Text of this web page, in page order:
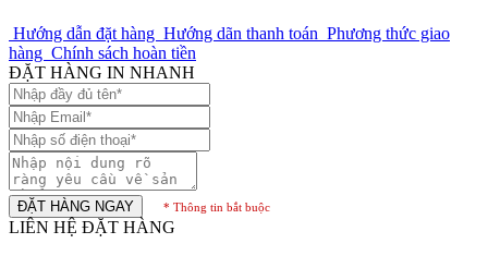
Hướng dẫn đặt hàng Hướng dãn thanh toán Phương thức giao
hàng Chính sách hoàn tiền
ĐẶT HÀNG IN NHANH
ĐẶT HÀNG NGAY * Thông tin bắt buộc
LIÊN HỆ ĐẶT HÀNG